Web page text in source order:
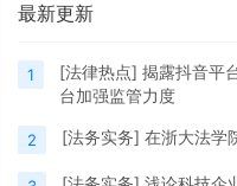
最新更新
1 [法律热点] 揭露抖音平
台加强监管力度
2 [法务实务] 在浙大法学